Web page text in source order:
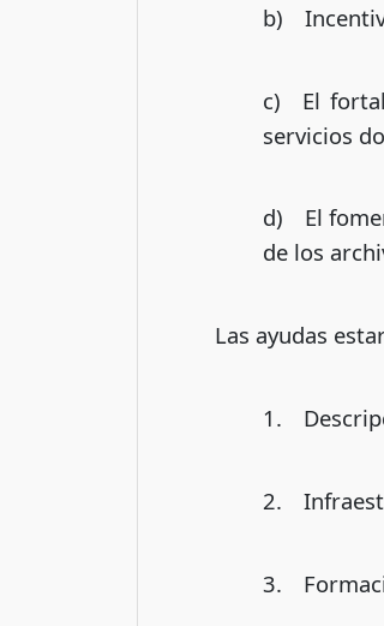
b)
c) El
servicios
d) El
de los
Las ayudas
1.
2.
3.